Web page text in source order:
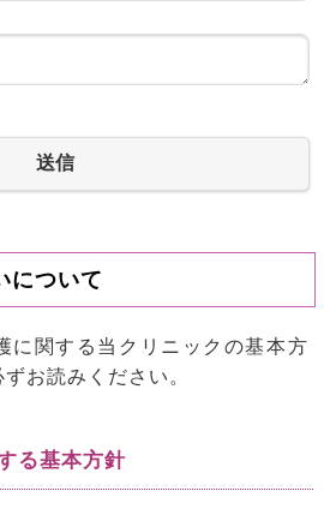
送信
について
に関する当クリニックの基本方
お読みください。
る基本方針